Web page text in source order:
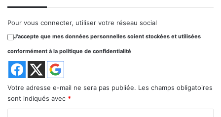
Pour vous connecter, utiliser votre réseau social
J'accepte que mes données personnelles soient stockées et utilisées
conformément à la politique de confidentialité
Votre adresse e-mail ne sera pas publiée. Les champs obligatoires
sont indiqués avec *